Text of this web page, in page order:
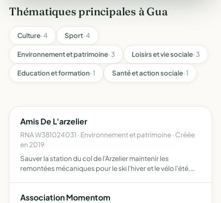
Thématiques principales à Gua
Culture· 4 Sport· 4
Environnement et patrimoine· 3 Loisirs et vie sociale· 3
Education et formation· 1 Santé et action sociale· 1
Amis De L'arzelier
RNA W381024031 · Environnement et patrimoine · Créée
en 2019
Sauver la station du col de l'Arzelier maintenir les
remontées mécaniques pour le ski l'hiver et le vélo l'été,
cho…
Association Momentom